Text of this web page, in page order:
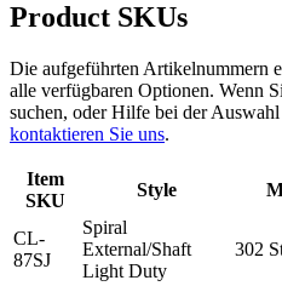
Product SKUs
Die aufgeführten Artikelnummern
alle verfügbaren Optionen. Wenn
suchen, oder Hilfe bei der
kontaktieren Sie uns.
Item
SKU
Style
CL-
87SJ
Spiral
External/Shaft
Light Duty
302